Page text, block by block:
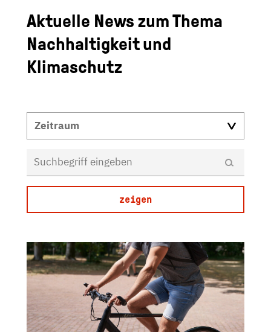
Aktuelle News zum Thema
Nachhaltigkeit und
Klimaschutz